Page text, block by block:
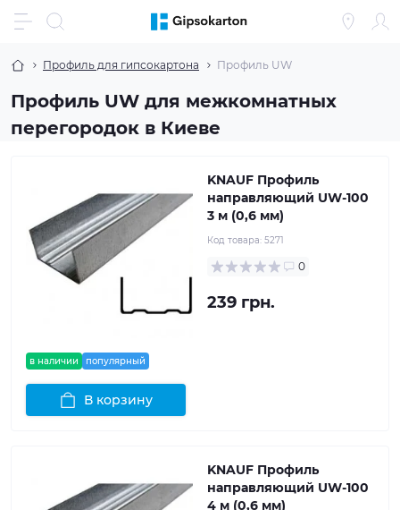
Профиль для гипсокартона Профиль UW
Профиль UW для межкомнатных
перегородок в Киеве
в наличии популярный
KNAUF Профиль
направляющий UW-100
3 м (0,6 мм)
Код товара: 5271
0
239 грн.
В корзину
KNAUF Профиль
направляющий UW-100
4 м (0,6 мм)